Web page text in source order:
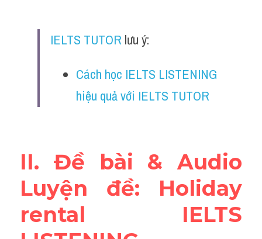
Listening
Education
IELTS TUTOR lưu ý:
Cách học IELTS LISTENING
hiệu quả với IELTS TUTOR
II. Đề bài & Audio
Luyện đề: Holiday
rental IELTS